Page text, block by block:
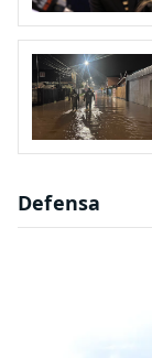
Defensa